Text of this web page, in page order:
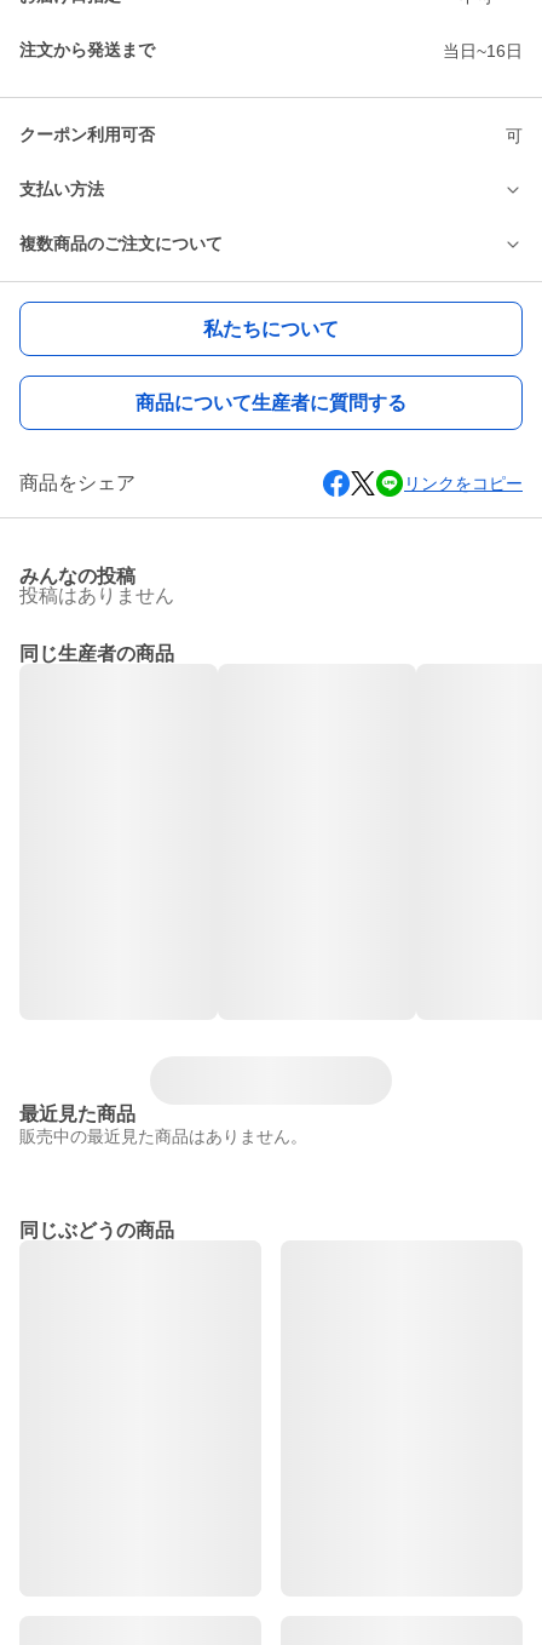
注文から発送まで 当日~16日
クーポン利用可否 可
支払い方法
複数商品のご注文について
私たちについて
商品について生産者に質問する
商品をシェア リンクをコピー
みんなの投稿
投稿はありません
同じ生産者の商品
最近見た商品
販売中の最近見た商品はありません。
同じぶどうの商品